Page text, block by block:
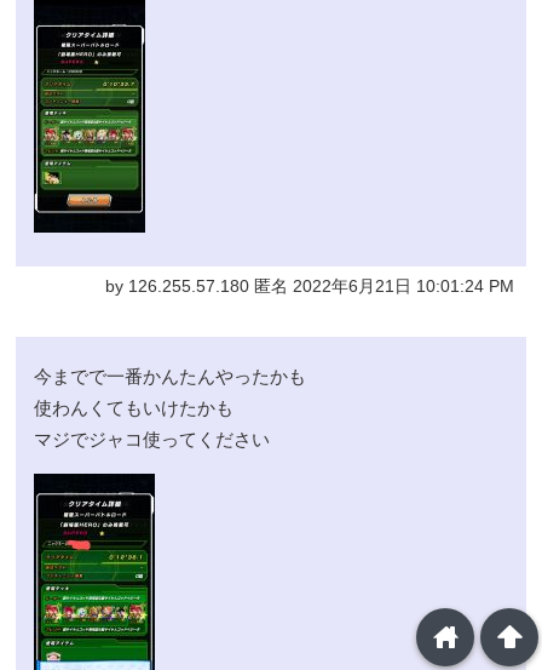
by 126.255.57.180 匿名 2022年6月21日 10:01:24 PM
今までで一番かんたんやったかも
使わんくてもいけたかも
マジでジャコ使ってください
arrowup
home